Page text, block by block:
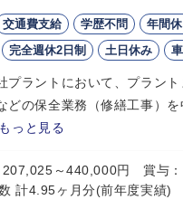
交通費支給 学歴不問
年間
完全週休2日制 土日休み
プラントにおいて、プラント
どの保全業務（修繕工事）を
もっと見る
207,025～440,000円 賞
計4.95ヶ月分(前年度実績)